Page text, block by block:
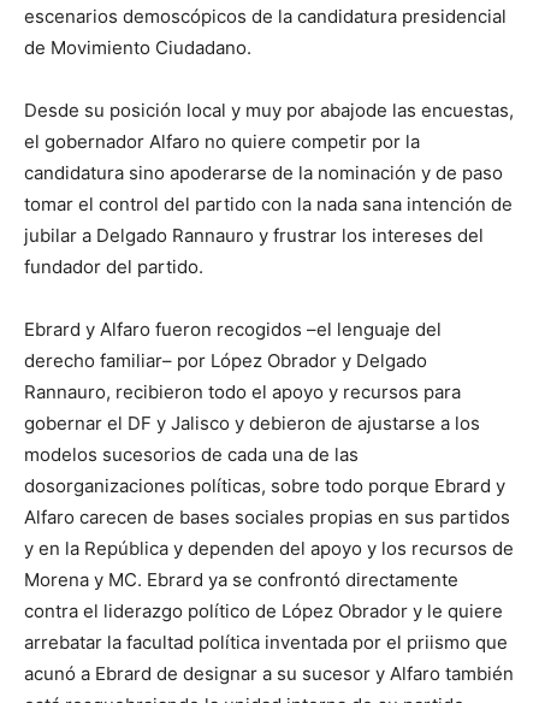
escenarios demoscópicos de la candidatura presidencial
de Movimiento Ciudadano.
Desde su posición local y muy por abajode las encuestas,
el gobernador Alfaro no quiere competir por la
candidatura sino apoderarse de la nominación y de paso
tomar el control del partido con la nada sana intención de
jubilar a Delgado Rannauro y frustrar los intereses del
fundador del partido.
Ebrard y Alfaro fueron recogidos –el lenguaje del
derecho familiar– por López Obrador y Delgado
Rannauro, recibieron todo el apoyo y recursos para
gobernar el DF y Jalisco y debieron de ajustarse a los
modelos sucesorios de cada una de las
dosorganizaciones políticas, sobre todo porque Ebrard y
Alfaro carecen de bases sociales propias en sus partidos
y en la República y dependen del apoyo y los recursos de
Morena y MC. Ebrard ya se confrontó directamente
contra el liderazgo político de López Obrador y le quiere
arrebatar la facultad política inventada por el priismo que
acunó a Ebrard de designar a su sucesor y Alfaro también